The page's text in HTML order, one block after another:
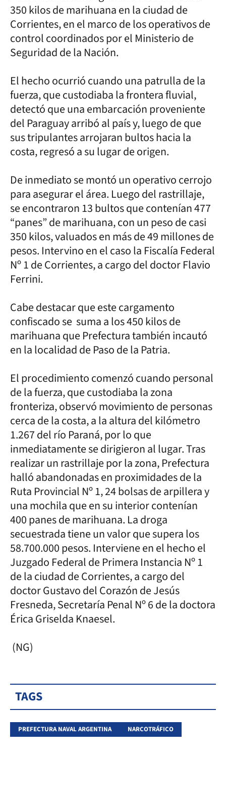
350 kilos de marihuana en la ciudad de
Corrientes, en el marco de los operativos de
control coordinados por el Ministerio de
Seguridad de la Nación.
El hecho ocurrió cuando una patrulla de la
fuerza, que custodiaba la frontera fluvial,
detectó que una embarcación proveniente
del Paraguay arribó al país y, luego de que
sus tripulantes arrojaran bultos hacia la
costa, regresó a su lugar de origen.
De inmediato se montó un operativo cerrojo
para asegurar el área. Luego del rastrillaje,
se encontraron 13 bultos que contenían 477
“panes” de marihuana, con un peso de casi
350 kilos, valuados en más de 49 millones de
pesos. Intervino en el caso la Fiscalía Federal
Nº 1 de Corrientes, a cargo del doctor Flavio
Ferrini.
Cabe destacar que este cargamento
confiscado se suma a los 450 kilos de
marihuana que Prefectura también incautó
en la localidad de Paso de la Patria.
El procedimiento comenzó cuando personal
de la fuerza, que custodiaba la zona
fronteriza, observó movimiento de personas
cerca de la costa, a la altura del kilómetro
1.267 del río Paraná, por lo que
inmediatamente se dirigieron al lugar. Tras
realizar un rastrillaje por la zona, Prefectura
halló abandonadas en proximidades de la
Ruta Provincial Nº 1, 24 bolsas de arpillera y
una mochila que en su interior contenían
400 panes de marihuana. La droga
secuestrada tiene un valor que supera los
58.700.000 pesos. Interviene en el hecho el
Juzgado Federal de Primera Instancia Nº 1
de la ciudad de Corrientes, a cargo del
doctor Gustavo del Corazón de Jesús
Fresneda, Secretaría Penal Nº 6 de la doctora
Érica Griselda Knaesel.
(NG)
TAGS
PREFECTURA NAVAL ARGENTINA NARCOTRÁFICO